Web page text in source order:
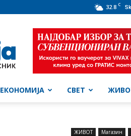
32.8 C
ЕКОНОМИЈА СВЕТ
ЖИВОТ Магазин